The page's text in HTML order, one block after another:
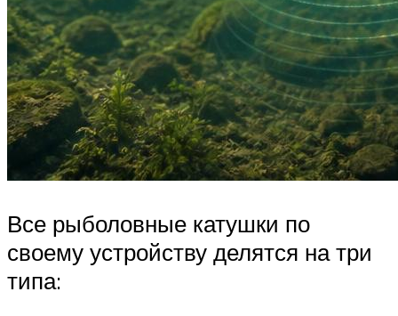
Все рыболовные катушки по
своему устройству делятся на три
типа: